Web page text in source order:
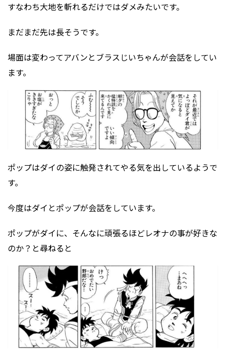
すなわち大地を斬れるだけではダメみたいです。
まだまだ先は長そうです。
場面は変わってアバンとブラスじいちゃんが会話をしてい
ます。
ポップはダイの姿に触発されてやる気を出しているようで
す。
今度はダイとポップが会話をしています。
ポップがダイに、そんなに頑張るほどレオナの事が好きな
のか？と尋ねると